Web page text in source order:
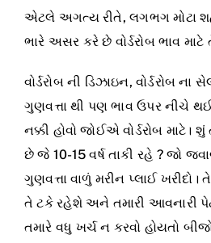
એટલે અગત્ય રીતે, લગભગ મોટા
ભારે અસર કરે છે વોર્ડરોબ ભાવ
વોર્ડરોબ ની ડિઝાઇન, વોર્ડરોબ
ગુણવત્તા થી પણ ભાવ ઉપર નીચે
નક્કી હોવો જોઈએ વોર્ડરોબ માટે।
છે જે 10-15 વર્ષ તાકી રહે ? જો
ગુણવત્તા વાળું મરીન પ્લાઈ ખરીદો।
તે ટકે રહેશે અને તમારી આવનારી
તમારે વધુ ખર્ચ ન કરવો હોયતો